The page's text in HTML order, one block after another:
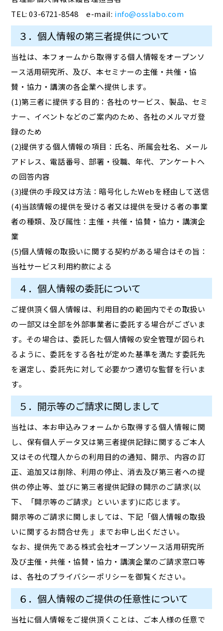
TEL: 03-6721-8548 e-mail: info@osslabo.com
３．個人情報の第三者提供について
当社は、本フォームから取得する個人情報をオープンソ
ース活用研究所、及び、本セミナーの主催・共催・協
賛・協力・講演の各企業へ提供します。
(1)第三者に提供する目的：各社のサービス、製品、セミ
ナー、イベントなどのご案内のため、各社のメルマガ登
録のため
(2)提供する個人情報の項目：氏名、所属会社名、メール
アドレス、電話番号、部署・役職、年代、アンケートへ
の回答内容
(3)提供の手段又は方法：暗号化したWebを経由して送信
(4)当該情報の提供を受ける者又は提供を受ける者の事業
者の種類、及び属性：主催・共催・協賛・協力・講演企
業
(5)個人情報の取扱いに関する契約がある場合はその旨：
当社サービス利用約款による
４．個人情報の委託について
ご提供頂く個人情報は、利用目的の範囲内でその取扱い
の一部又は全部を外部事業者に委託する場合がございま
す。その場合は、委託した個人情報の安全管理が図られ
るように、委託をする各社が定めた基準を満たす委託先
を選定し、委託先に対して必要かつ適切な監督を行いま
す。
５．開示等のご請求に関しまして
当社は、本お申込みフォームから取得する個人情報に関
し、保有個人データ又は第三者提供記録に関するご本人
又はその代理人からの利用目的の通知、開示、内容の訂
正、追加又は削除、利用の停止、消去及び第三者への提
供の停止等、並びに第三者提供記録の開示のご請求(以
下、「開示等のご請求」といいます)に応じます。
開示等のご請求に関しましては、下記「個人情報の取扱
いに関するお問合せ先 」までお申し出ください。
なお、提供先である株式会社オープンソース活用研究所
及び主催・共催・協賛・協力・講演企業のご請求窓口等
は、各社のプライバシーポリシーを御覧ください。
６．個人情報のご提供の任意性について
当社に個人情報をご提供頂くことは、ご本人様の任意で